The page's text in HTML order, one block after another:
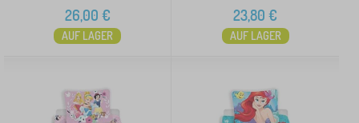
26,00 €
AUF LAGER
23,80 €
AUF LAGER